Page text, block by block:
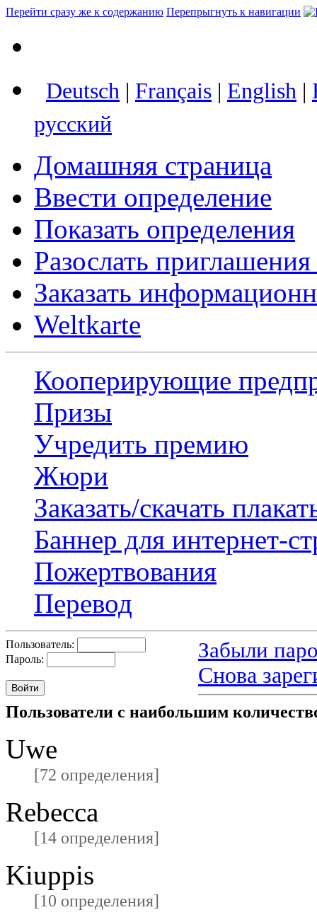
Перейти сразу же к содержанию Перепрыгнуть к навигации
Deutsch | Français | English |
русский
Домашняя страница
Ввести определение
Показать определения
Разослать
Заказать
Weltkarte
Кооперирующие
Призы
Учредить премию
Жюри
Заказать/скачать
Баннер для интернет-
Пожертвования
Перевод
Пользователь:
Пароль:
Забыли
Снова
Пользователи с наибольшим
Uwe
[72 определения]
Rebecca
[14 определения]
Kiuppis
[10 определения]